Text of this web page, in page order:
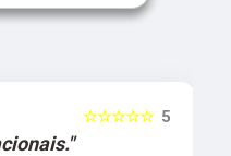
5
☆☆☆☆☆